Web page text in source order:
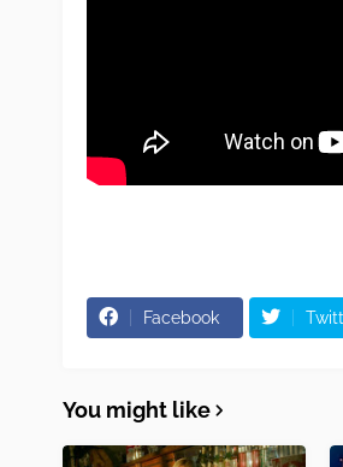
Facebook
You might like